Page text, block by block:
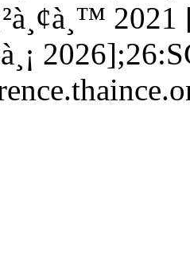
2021